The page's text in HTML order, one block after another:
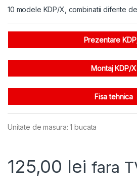
10 modele KDP/X, combinatii diferite
Prezentare
Montaj KDP/X
Fisa tehnica
Unitate de masura: 1 bucata
125,00 lei fara